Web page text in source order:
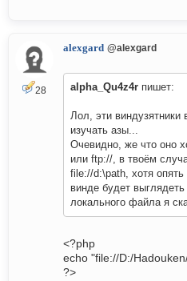
28
alexgard @alexgard
alpha_Qu4z4r пишет:
Лол, эти виндузятники
изучать азы...
Очевидно, же что оно
или ftp://, в твоём
file://d:\path, хотя
винде будет
локального файла я
<?php
echo "file://D:/
?>